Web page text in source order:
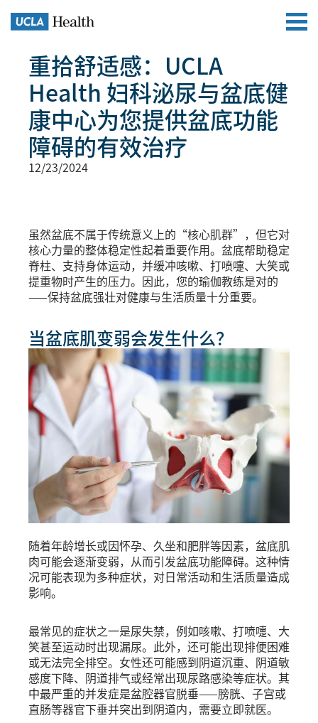
重拾舒适感：UCLA
Health 妇科泌尿与盆底健
康中心为您提供盆底功能
障碍的有效治疗
12/23/2024
虽然盆底不属于传统意义上的“核心肌群”，但它对
核心力量的整体稳定性起着重要作用。盆底帮助稳定
脊柱、支持身体运动，并缓冲咳嗽、打喷嚏、大笑或
提重物时产生的压力。因此，您的瑜伽教练是对的
——保持盆底强壮对健康与生活质量十分重要。
当盆底肌变弱会发生什么？
随着年龄增长或因怀孕、久坐和肥胖等因素，盆底肌
肉可能会逐渐变弱，从而引发盆底功能障碍。这种情
况可能表现为多种症状，对日常活动和生活质量造成
影响。
最常见的症状之一是尿失禁，例如咳嗽、打喷嚏、大
笑甚至运动时出现漏尿。此外，还可能出现排便困难
或无法完全排空。女性还可能感到阴道沉重、阴道敏
感度下降、阴道排气或经常出现尿路感染等症状。其
中最严重的并发症是盆腔器官脱垂——膀胱、子宫或
直肠等器官下垂并突出到阴道内，需要立即就医。